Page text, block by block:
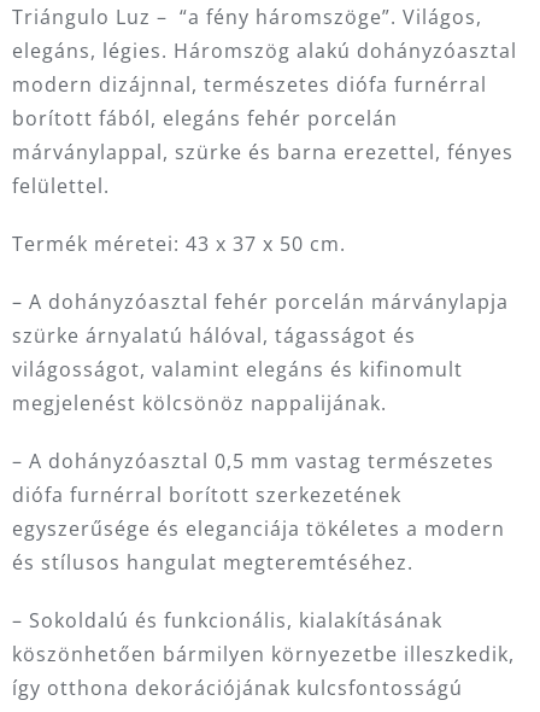
Triángulo Luz – “a fény háromszöge”. Világos,
elegáns, légies. Háromszög alakú dohányzóasztal
modern dizájnnal, természetes diófa furnérral
borított fából, elegáns fehér porcelán
márványlappal, szürke és barna erezettel, fényes
felülettel.
Termék méretei: 43 x 37 x 50 cm.
– A dohányzóasztal fehér porcelán márványlapja
szürke árnyalatú hálóval, tágasságot és
világosságot, valamint elegáns és kifinomult
megjelenést kölcsönöz nappalijának.
– A dohányzóasztal 0,5 mm vastag természetes
diófa furnérral borított szerkezetének
egyszerűsége és eleganciája tökéletes a modern
és stílusos hangulat megteremtéséhez.
– Sokoldalú és funkcionális, kialakításának
köszönhetően bármilyen környezetbe illeszkedik,
így otthona dekorációjának kulcsfontosságú